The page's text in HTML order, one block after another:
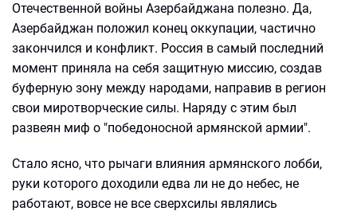
Отечественной войны Азербайджана полезно. Да,
Азербайджан положил конец оккупации, частично
закончился и конфликт. Россия в самый последний
момент приняла на себя защитную миссию, создав
буферную зону между народами, направив в регион
свои миротворческие силы. Наряду с этим был
развеян миф о "победоносной армянской армии".
Стало ясно, что рычаги влияния армянского лобби,
руки которого доходили едва ли не до небес, не
работают, вовсе не все сверхсилы являлись